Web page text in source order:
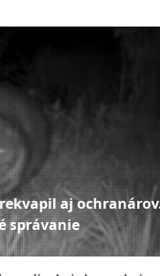
aj
správanie